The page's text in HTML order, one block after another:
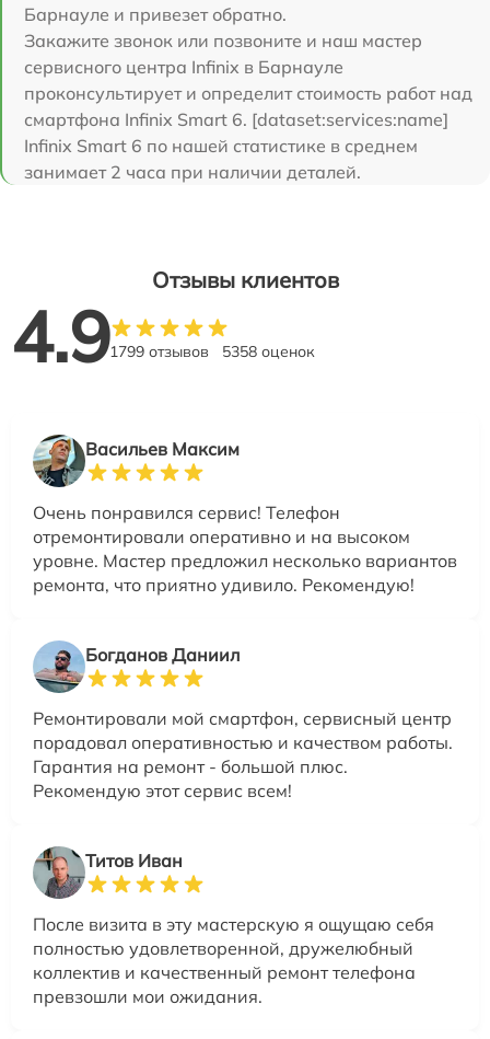
Барнауле и привезет обратно.
Закажите звонок или позвоните и наш мастер
сервисного центра Infinix в Барнауле
проконсультирует и определит стоимость работ над
смартфона Infinix Smart 6. [dataset:services:name]
Infinix Smart 6 по нашей статистике в среднем
занимает 2 часа при наличии деталей.
Отзывы клиентов
4.91799 отзывов 5358 оценок
Васильев Максим
Очень понравился сервис! Телефон
отремонтировали оперативно и на высоком
уровне. Мастер предложил несколько вариантов
ремонта, что приятно удивило. Рекомендую!
Богданов Даниил
Ремонтировали мой смартфон, сервисный центр
порадовал оперативностью и качеством работы.
Гарантия на ремонт - большой плюс.
Рекомендую этот сервис всем!
Титов Иван
После визита в эту мастерскую я ощущаю себя
полностью удовлетворенной, дружелюбный
коллектив и качественный ремонт телефона
превзошли мои ожидания.